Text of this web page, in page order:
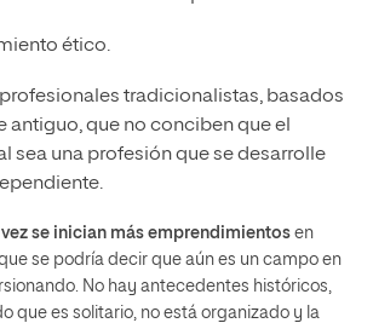
ético.
tradicionalistas, basados
antiguo, que no conciben que el
sea una profesión que se desarrolle
se inician más emprendimientos en
se podría decir que aún es un campo en
No hay antecedentes históricos,
que es solitario, no está organizado y la